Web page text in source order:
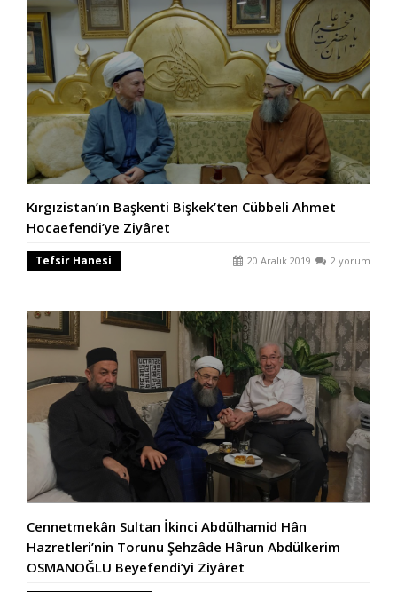
Kırgızistan’ın Başkenti Bişkek’ten Cübbeli Ahmet
Hocaefendi’ye Ziyâret
Tefsir Hanesi 20 Aralık 2019 2 yorum
Cennetmekân Sultan İkinci Abdülhamid Hân
Hazretleri’nin Torunu Şehzâde Hârun Abdülkerim
OSMANOĞLU Beyefendi’yi Ziyâret